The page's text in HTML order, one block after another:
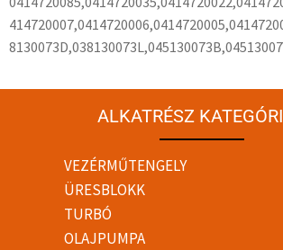
ALKATRÉSZ
VEZÉRMŰTENGELY
ÜRESBLOKK
TURBÓ
OLAJPUMPA